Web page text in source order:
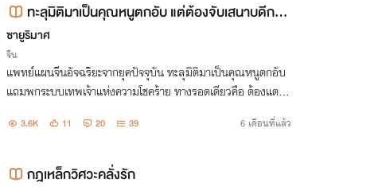
ทะลุมิติมาเป็นคุณหนูตกอับ แต่ต้องจับเสนาบดีกรม
อาญาทุกวัน ไม่งั้นร้านหมอจะเจ๊ง!
ซายูริมาศ
จีน
แพทย์แผนจีนอัจฉริยะจากยุคปัจจุบัน ทะลุมิติมาเป็นคุณหนูตกอับ
แถมพกระบบเทพเจ้าแห่งความโชคร้าย ทางรอดเดียวคือ ต้องแตะตั
3.6K 11 20 39 6 เดือนที่แล้ว
กฎเหล็กวิศวะคลั่งรัก